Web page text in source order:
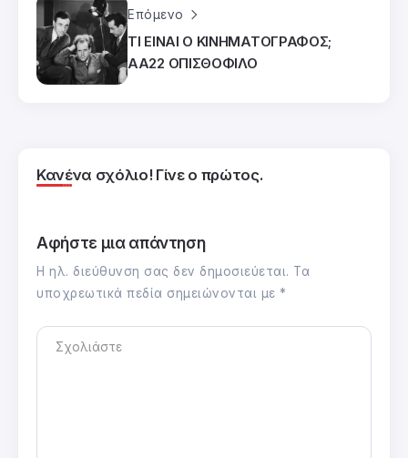
Επόμενο
ΤΙ ΕΙΝΑΙ Ο ΚΙΝΗΜΑΤΟΓΡΑΦΟΣ;
ΑΑ22 ΟΠΙΣΘΟΦΙΛΟ
Κανένα σχόλιο! Γίνε ο πρώτος.
Αφήστε μια απάντηση
Η ηλ. διεύθυνση σας δεν δημοσιεύεται. Τα
υποχρεωτικά πεδία σημειώνονται με *